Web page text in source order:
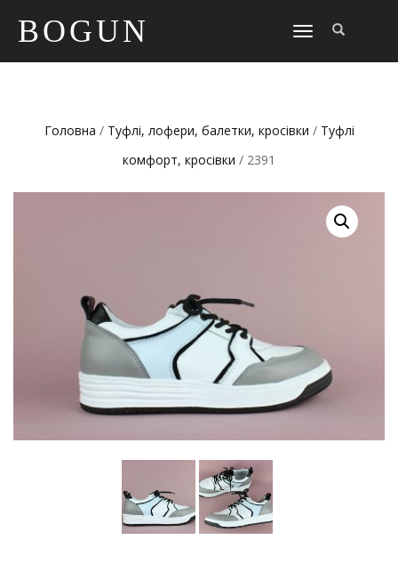
BOGUN
TOGGLE
Головна / Туфлі, лофери, балетки, кросівки / Туфлі
комфорт, кросівки / 2391